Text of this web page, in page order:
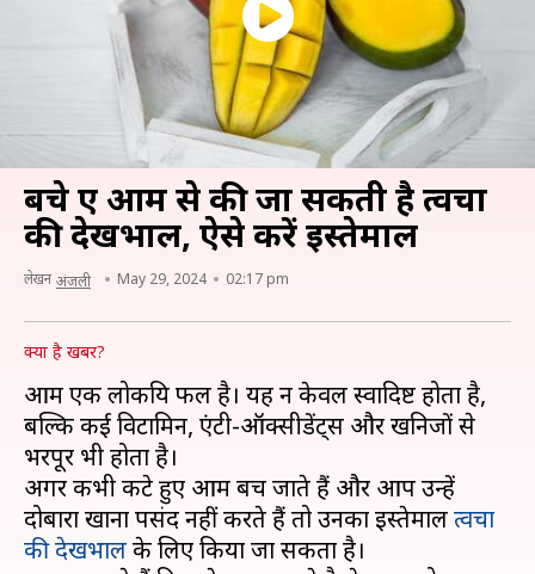
बचे हुए आम से की जा सकती है त्वचा
की देखभाल, ऐसे करें इस्तेमाल
लेखन अंजली May 29, 2024 02:17 pm
क्या है खबर?
आम एक लोकप्रिय फल है। यह न केवल स्वादिष्ट होता है,
बल्कि कई विटामिन, एंटी-ऑक्सीडेंट्स और खनिजों से
भरपूर भी होता है।
अगर कभी कटे हुए आम बच जाते हैं और आप उन्हें
दोबारा खाना पसंद नहीं करते हैं तो उनका इस्तेमालत्वचा
की देखभालके लिए किया जा सकता है।